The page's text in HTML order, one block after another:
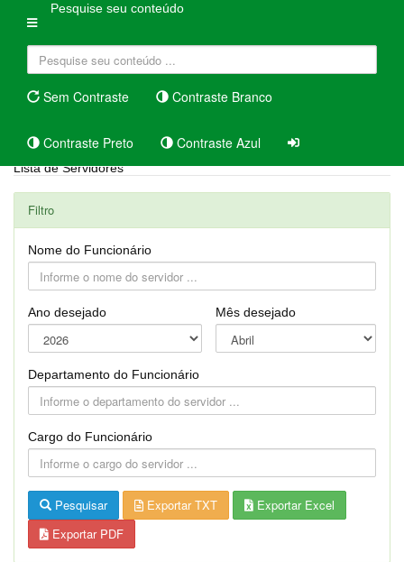
Pesquise seu conteúdo
Sem Contraste Contraste Branco
Contraste Preto Contraste Azul
Lista de Servidores
Filtro
Nome do Funcionário
Ano desejado Mês desejado
Departamento do Funcionário
Cargo do Funcionário
Pesquisar Exportar TXT
Exportar Excel
Exportar PDF